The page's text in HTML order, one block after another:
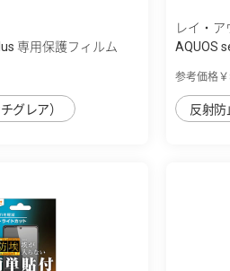
専用保護フィルム
グレア）
レイ・ア
AQUOS
参考価格
反射防